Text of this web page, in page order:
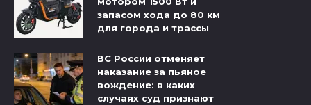
запасом хода до 80 км
для города и трассы
ВС России отменяет
наказание за пьяное
вождение: в каких
случаях суд признают